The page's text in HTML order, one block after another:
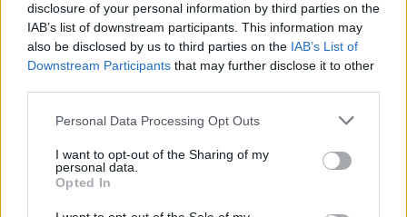
disclosure of your personal information by third parties on the
IAB’s list of downstream participants. This information may
also be disclosed by us to third parties on the IAB’s List of
Downstream Participants that may further disclose it to other
Personal Data Processing Opt Outs
I want to opt-out of the Sharing of my
personal data.
Opted In
Info
Tietosuojalauseke
Mediatiedot
RSS-ohje
Yhteistyössä
Jocka
Päivän Lehti